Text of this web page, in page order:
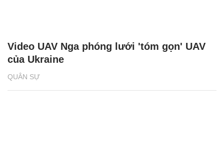
QUÂN SỰ
Video UAV Nga phóng lưới 'tóm gọn' UAV
của Ukraine